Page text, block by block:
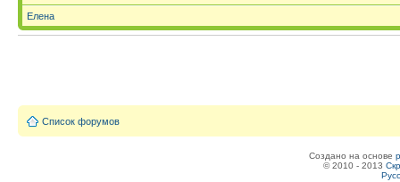
Елена
Список форумов
Создано на основе
© 2010 - 2013